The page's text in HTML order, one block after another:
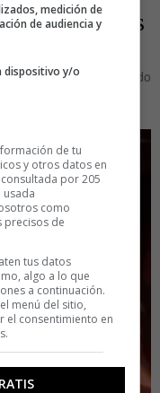
ironía que los
agradecimiento dedicado
medición de
de audiencia y
dispositivo y/o
de tu
y otros datos en
por 205
como
precisos de
tus datos
algo a lo que
a continuación.
menú del sitio,
el consentimiento en